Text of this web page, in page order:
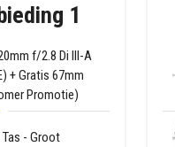
1
f/2.8 Di III-A
+ Gratis 67mm
Promotie)
- Groot